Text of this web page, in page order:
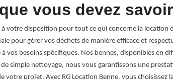
vous devez
à votre disposition pour tout ce qui concerne la
pour gérer vos déchets de manière efficace et
vos besoins spécifiques. Nos bennes, disponibles en
simple nettoyage, nous vous garantissons une
votre projet. Avec RG Location Benne, vous choisissez